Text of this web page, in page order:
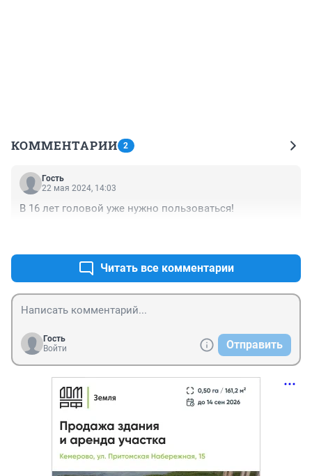
КОММЕНТАРИИ 2
Гость
22 мая 2024, 14:03
В 16 лет головой уже нужно пользоваться!
Читать все комментарии
Гость
Войти
Отправить